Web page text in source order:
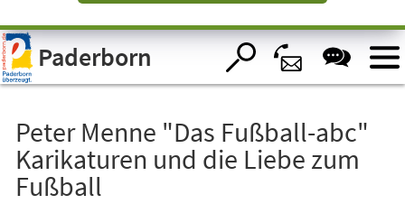
Visuelle
Assistenzsoftware
öffnen.Paderborn
Peter Menne "Das Fußball-abc"
Karikaturen und die Liebe zum
Fußball